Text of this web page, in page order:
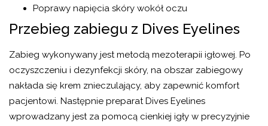
Poprawy napięcia skóry wokół oczu
Przebieg zabiegu z Dives Eyelines
Zabieg wykonywany jest metodą mezoterapii igłowej. Po
oczyszczeniu i dezynfekcji skóry, na obszar zabiegowy
nakłada się krem znieczulający, aby zapewnić komfort
pacjentowi. Następnie preparat Dives Eyelines
wprowadzany jest za pomocą cienkiej igły w precyzyjnie